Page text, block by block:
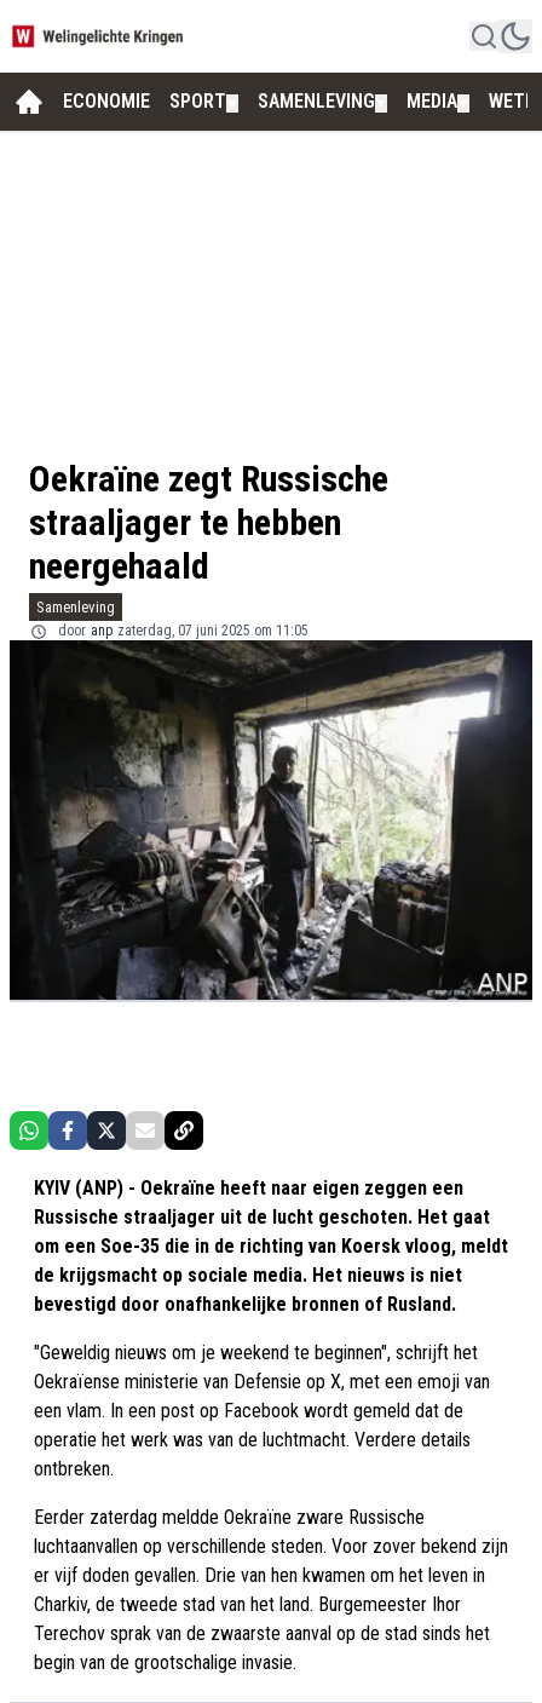
ECONOMIE SPORT SAMENLEVING MEDIA
Oekraïne zegt Russische
straaljager te hebben
neergehaald
Samenleving
door anp zaterdag, 07 juni 2025 om 11:05
KYIV (ANP) - Oekraïne heeft naar eigen zeggen een
Russische straaljager uit de lucht geschoten. Het gaat
om een Soe-35 die in de richting van Koersk vloog, meldt
de krijgsmacht op sociale media. Het nieuws is niet
bevestigd door onafhankelijke bronnen of Rusland.
"Geweldig nieuws om je weekend te beginnen", schrijft het
Oekraïense ministerie van Defensie op X, met een emoji van
een vlam. In een post op Facebook wordt gemeld dat de
operatie het werk was van de luchtmacht. Verdere details
ontbreken.
Eerder zaterdag meldde Oekraïne zware Russische
luchtaanvallen op verschillende steden. Voor zover bekend zijn
er vijf doden gevallen. Drie van hen kwamen om het leven in
Charkiv, de tweede stad van het land. Burgemeester Ihor
Terechov sprak van de zwaarste aanval op de stad sinds het
begin van de grootschalige invasie.